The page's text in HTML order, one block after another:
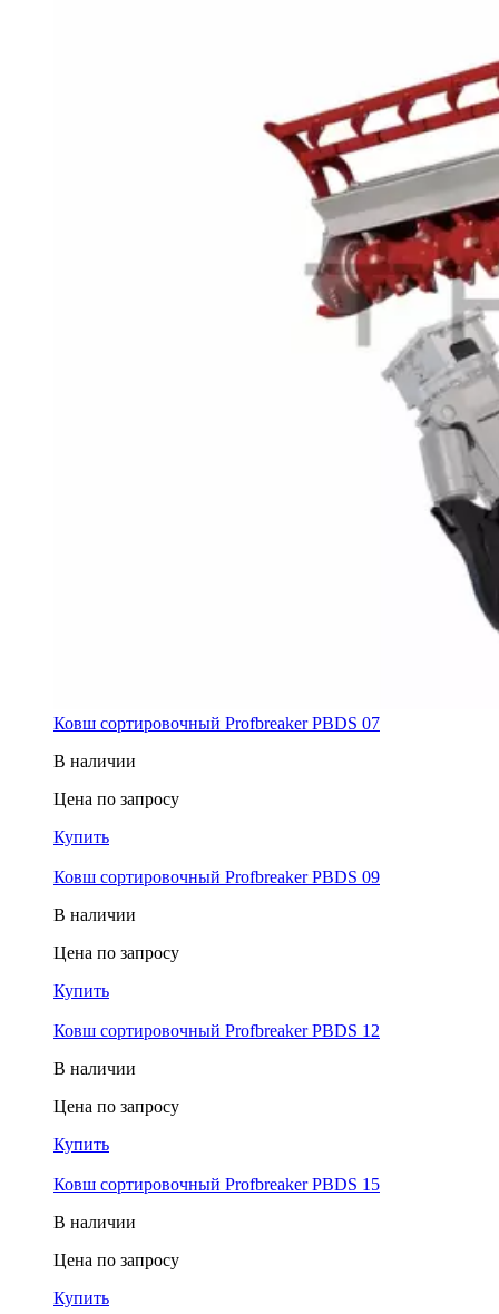
Ковш cортировочный Profbreaker PBDS 07
В наличии
Цена по запросу
Купить
Ковш cортировочный Profbreaker PBDS 09
В наличии
Цена по запросу
Купить
Ковш cортировочный Profbreaker PBDS 12
В наличии
Цена по запросу
Купить
Ковш cортировочный Profbreaker PBDS 15
В наличии
Цена по запросу
Купить